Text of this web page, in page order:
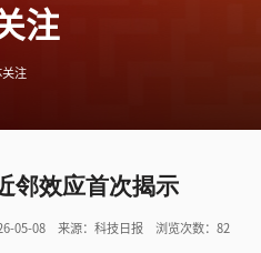
注
关注
邻效应首次揭示
05-08 来源：科技日报 浏览次数：82